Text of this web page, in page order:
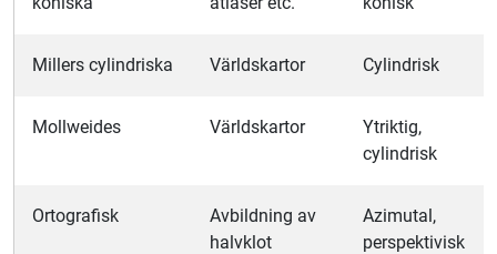
Millers cylindriska Världskartor Cylindrisk
Mollweides Världskartor
Ytriktig,
cylindrisk
Ortografisk
Avbildning av
halvklot
Azimutal,
perspektivisk